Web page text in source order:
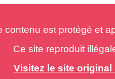
est protégé et
Ce site reproduit
Visitez le site